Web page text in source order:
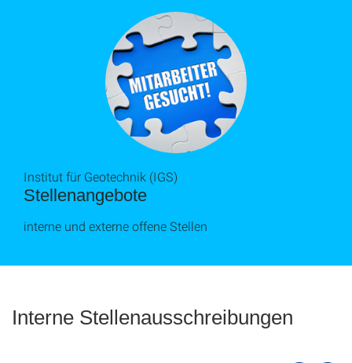
Stellenangebote
Institut für Geotechnik (IGS)
interne und externe offene Stellen
Interne Stellenausschreibungen